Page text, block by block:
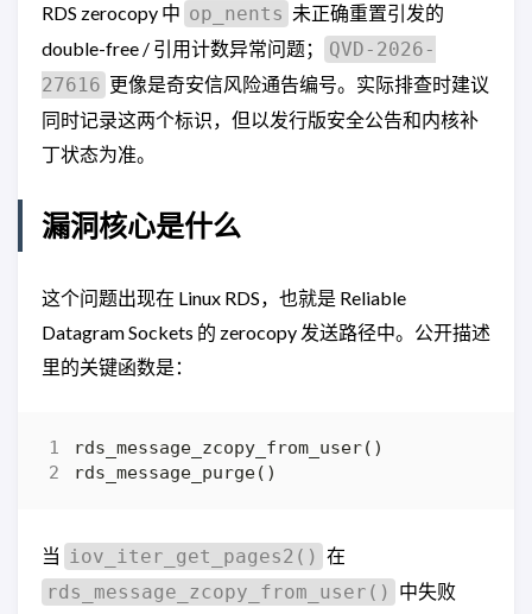
RDS zerocopy 中 op_nents 未正确重置引发的
double-free / 引用计数异常问题；
QVD-2026-
27616 更像是奇安信风险通告编号。实际排查时建议
同时记录这两个标识，但以发行版安全公告和内核补
丁状态为准。
漏洞核心是什么
这个问题出现在 Linux RDS，也就是 Reliable
Datagram Sockets 的 zerocopy 发送路径中。公开描述
里的关键函数是：
当 iov_iter_get_pages2() 在
rds_message_zcopy_from_user() 中失败